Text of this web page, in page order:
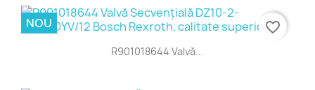
R901018644 Valvă...
NOU favorite_border